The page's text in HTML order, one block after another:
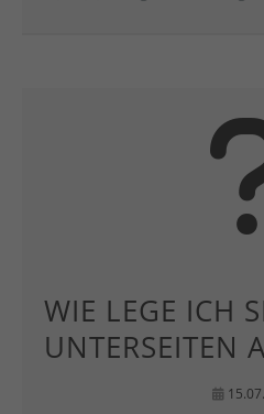
WIE LEGE ICH
UNTERSEITEN